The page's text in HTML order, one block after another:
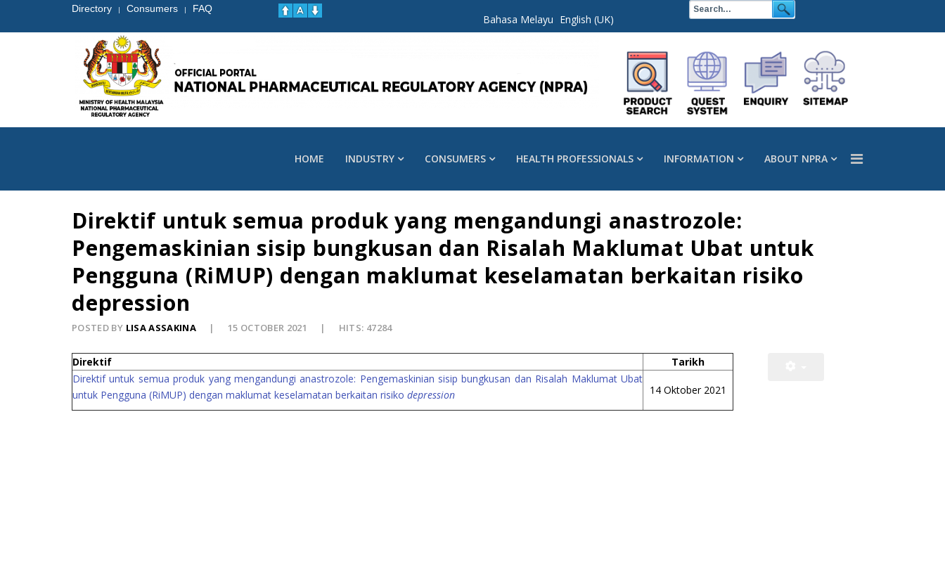
Directory | Consumers | FAQ
Bahasa Melayu English (UK)
HOME INDUSTRY CONSUMERS HEALTH PROFESSIONALS INFORMATION ABOUT NPRA
Direktif untuk semua produk yang mengandungi anastrozole:
Pengemaskinian sisip bungkusan dan Risalah Maklumat Ubat untuk
Pengguna (RiMUP) dengan maklumat keselamatan berkaitan risiko
depression
POSTED BY LISA ASSAKINA 15 OCTOBER 2021 HITS: 47284
Direktif
Tarikh
Direktif untuk semua produk yang mengandungi anastrozole: Pengemaskinian sisip bungkusan dan Risalah Maklumat Ubat
untuk Pengguna (RiMUP) dengan maklumat keselamatan berkaitan risiko depression 14 Oktober 2021